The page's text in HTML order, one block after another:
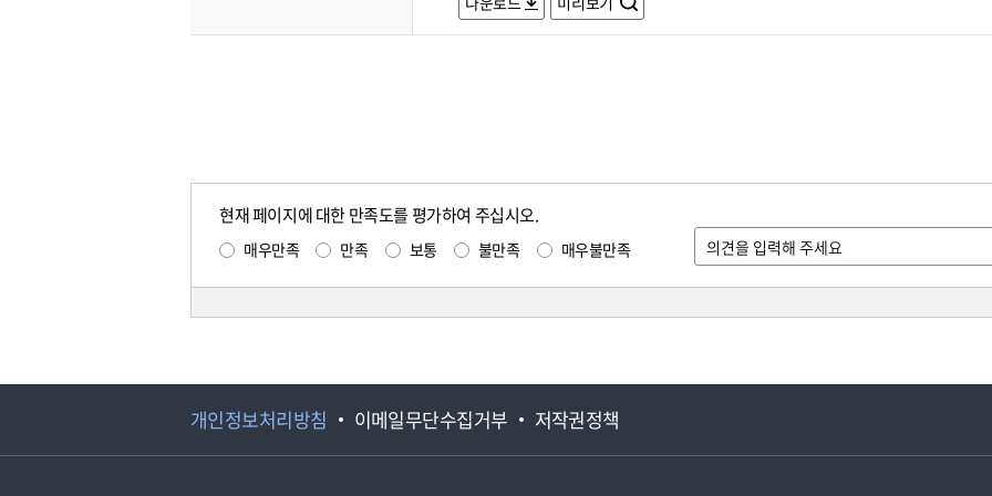
현재 페이지에 대한 만족도를 평가하여 주십시오.
매우만족 만족 보통 불만족 매우불만족
개인정보처리방침 이메일무단수집거부 저작권정책